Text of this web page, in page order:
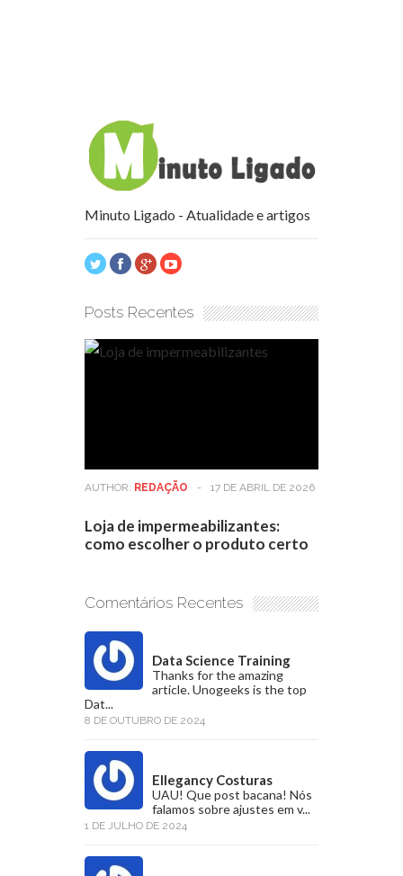
Minuto Ligado - Atualidade e artigos
Posts Recentes
AUTHOR: REDAÇÃO - 17 DE ABRIL DE 2026
Loja de impermeabilizantes:
como escolher o produto certo
Comentários Recentes
Data Science Training
Thanks for the amazing
article. Unogeeks is the top
Dat...
8 DE OUTUBRO DE 2024
Ellegancy Costuras
UAU! Que post bacana! Nós
falamos sobre ajustes em v...
1 DE JULHO DE 2024